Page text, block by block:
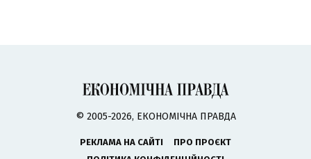
© 2005-2026, ЕКОНОМІЧНА ПРАВДА
РЕКЛАМА НА САЙТІ
ПРО ПРОЄКТ